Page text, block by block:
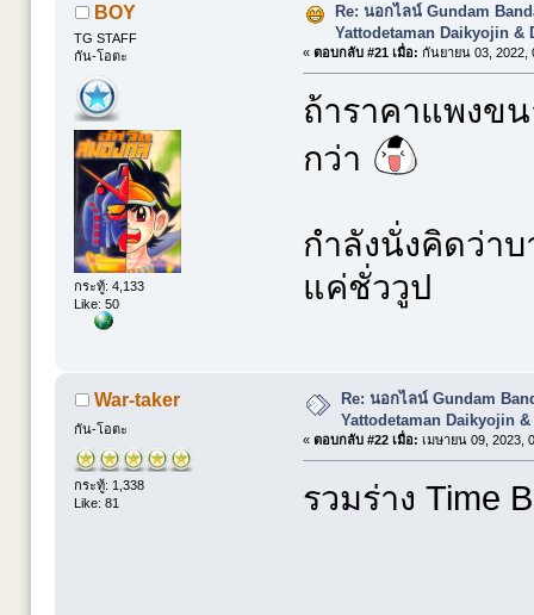
BOY
TG STAFF
กัน-โอตะ
กระทู้: 4,133
Like: 50
Re: นอกไลน์ Gundam
Yattodetaman Daikyojin &
« ตอบกลับ #21 เมื่อ: กันยายน 03, 2022,
ถ้าราคาแพงข
กว่า
กำลังนั่งคิดว่าบ
แค่ชั่ววูป
War-taker
กัน-โอตะ
กระทู้: 1,338
Like: 81
Re: นอกไลน์ Gundam
Yattodetaman Daikyojin &
« ตอบกลับ #22 เมื่อ: เมษายน 09, 2023,
รวมร่าง Time